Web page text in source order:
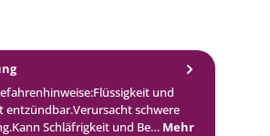
und
entzündbar.Verursacht schwere
Schläfrigkeit und Be… Mehr